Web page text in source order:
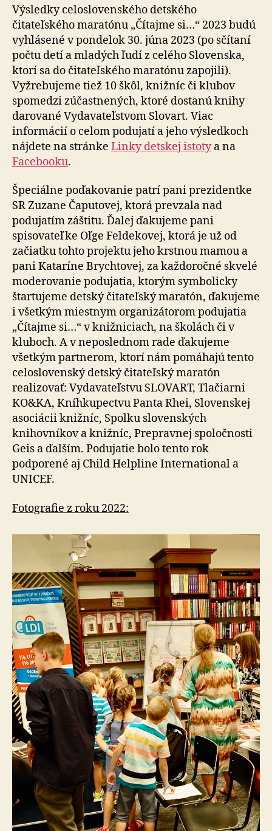
Výsledky celoslovenského detského
čitateľského maratónu „Čítajme si…“ 2023 budú
vyhlásené v pondelok 30. júna 2023 (po sčítaní
počtu detí a mladých ľudí z celého Slovenska,
ktorí sa do čitateľského maratónu zapojili).
Vyžrebujeme tiež 10 škôl, knižníc či klubov
spomedzi zúčastnených, ktoré dostanú knihy
darované Vydavateľstvom Slovart. Viac
informácií o celom podujatí a jeho výsledkoch
nájdete na stránke Linky detskej istotya na
Facebooku.
Špeciálne poďakovanie patrí pani prezidentke
SR Zuzane Čaputovej, ktorá prevzala nad
podujatím záštitu. Ďalej ďakujeme pani
spisovateľke Oľge Feldekovej, ktorá je už od
začiatku tohto projektu jeho krstnou mamou a
pani Kataríne Brychtovej, za každoročné skvelé
moderovanie podujatia, ktorým symbolicky
štartujeme detský čitateľský maratón, ďakujeme
i všetkým miestnym organizátorom podujatia
„Čítajme si…“ v knižniciach, na školách či v
kluboch. A v neposlednom rade ďakujeme
všetkým partnerom, ktorí nám pomáhajú tento
celoslovenský detský čitateľský maratón
realizovať: Vydavateľstvu SLOVART, Tlačiarni
KO&KA, Kníhkupectvu Panta Rhei, Slovenskej
asociácii knižníc, Spolku slovenských
knihovníkov a knižníc, Prepravnej spoločnosti
Geis a ďalším. Podujatie bolo tento rok
podporené aj Child Helpline International a
UNICEF.
Fotografie z roku 2022: